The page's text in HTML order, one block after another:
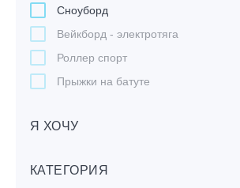
Сноуборд
Вейкборд - электротяга
Роллер спорт
Прыжки на батуте
Лонгбординг
бордах
Я ХОЧУ
КАТЕГОРИЯ